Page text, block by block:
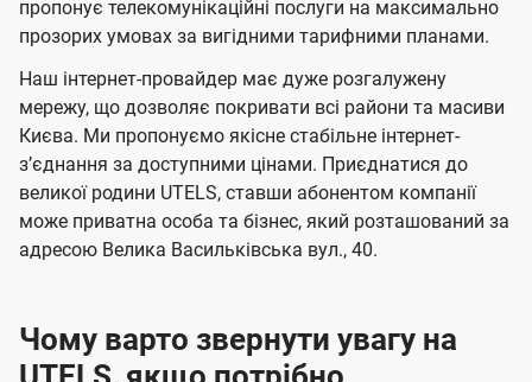
ї
U
t
e
l
s
а
ч
е
н
н
я
а
ч
е
н
н
я
пропонує телекомунікаційні послуги на максимально
прозорих умовах за вигідними тарифними планами.
Наш інтернет-провайдер має дуже розгалужену
мережу, що дозволяє покривати всі райони та масиви
Києва. Ми пропонуємо якісне стабільне інтернет-
зʼєднання за доступними цінами. Приєднатися до
великої родини UTELS, ставши абонентом компанії
може приватна особа та бізнес, який розташований за
адресою Велика Васильківська вул., 40.
Чому варто звернути увагу на